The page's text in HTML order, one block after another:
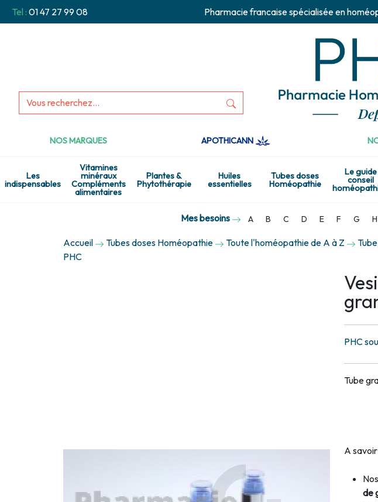
Tel : 01 47 27 99 08 Pharmacie francaise spécialisée en
NOS MARQUES APOTHICANN
Les
indispensables
Vitamines
minéraux
Compléments
alimentaires
Plantes &
Phytothérapie
Huiles
essentielles
Tubes doses
Homéopathie
Le guide
conseil
Mes besoins A B C D E F G H
Accueil Tubes doses Homéopathie Toute l'homéopathie de A à Z
PHC
PHC
Tube
A savoir
de